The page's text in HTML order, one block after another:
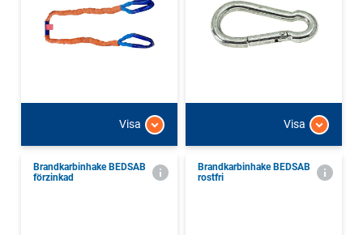
Visa Visa
Brandkarbinhake BEDSAB
förzinkad
Brandkarbinhake BEDSAB
rostfri